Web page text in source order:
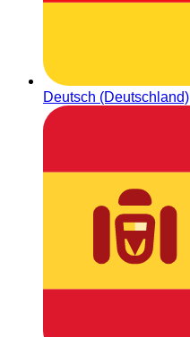
Deutsch (Deutschland)